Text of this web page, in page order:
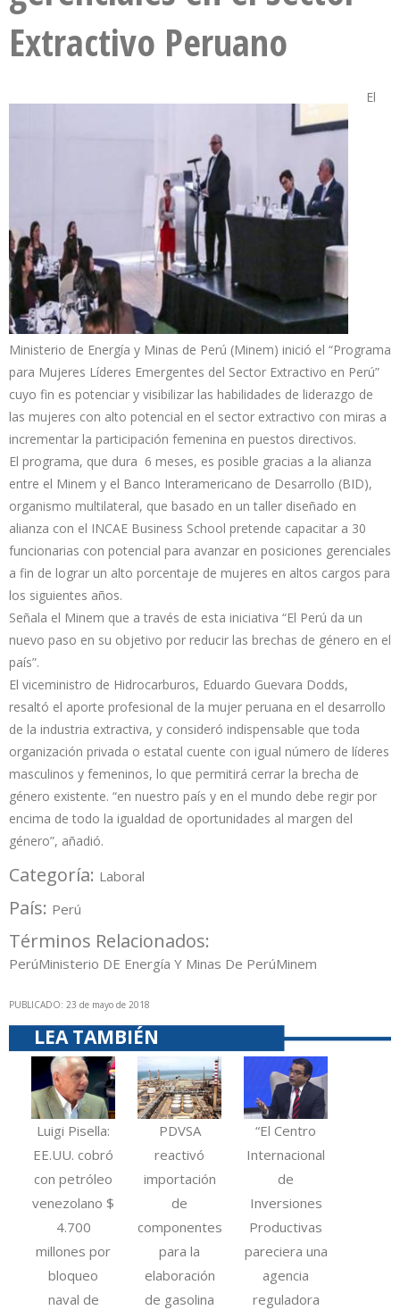
Extractivo Peruano
El
Ministerio de Energía y Minas de Perú (Minem) inició el “Programa
para Mujeres Líderes Emergentes del Sector Extractivo en Perú”
cuyo fin es potenciar y visibilizar las habilidades de liderazgo de
las mujeres con alto potencial en el sector extractivo con miras a
incrementar la participación femenina en puestos directivos.
El programa, que dura 6 meses, es posible gracias a la alianza
entre el Minem y el Banco Interamericano de Desarrollo (BID),
organismo multilateral, que basado en un taller diseñado en
alianza con el INCAE Business School pretende capacitar a 30
funcionarias con potencial para avanzar en posiciones gerenciales
a fin de lograr un alto porcentaje de mujeres en altos cargos para
los siguientes años.
Señala el Minem que a través de esta iniciativa “El Perú da un
nuevo paso en su objetivo por reducir las brechas de género en el
país”.
El viceministro de Hidrocarburos, Eduardo Guevara Dodds,
resaltó el aporte profesional de la mujer peruana en el desarrollo
de la industria extractiva, y consideró indispensable que toda
organización privada o estatal cuente con igual número de líderes
masculinos y femeninos, lo que permitirá cerrar la brecha de
género existente. “en nuestro país y en el mundo debe regir por
encima de todo la igualdad de oportunidades al margen del
género”, añadió.
Categoría: Laboral
País: Perú
Términos Relacionados:
PerúMinisterio DE Energía Y Minas De PerúMinem
PUBLICADO: 23 de mayo de 2018
LEA TAMBIÉN
Luigi Pisella:
EE.UU. cobró
con petróleo
venezolano $
4.700
millones por
bloqueo
naval de
PDVSA
reactivó
importación
de
componentes
para la
elaboración
de gasolina
“El Centro
Internacional
de
Inversiones
Productivas
pareciera una
agencia
reguladora